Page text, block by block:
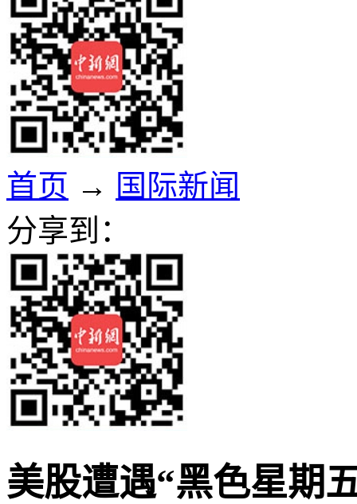
首页 → 国际新闻
分享到：
美股遭遇“黑色星期